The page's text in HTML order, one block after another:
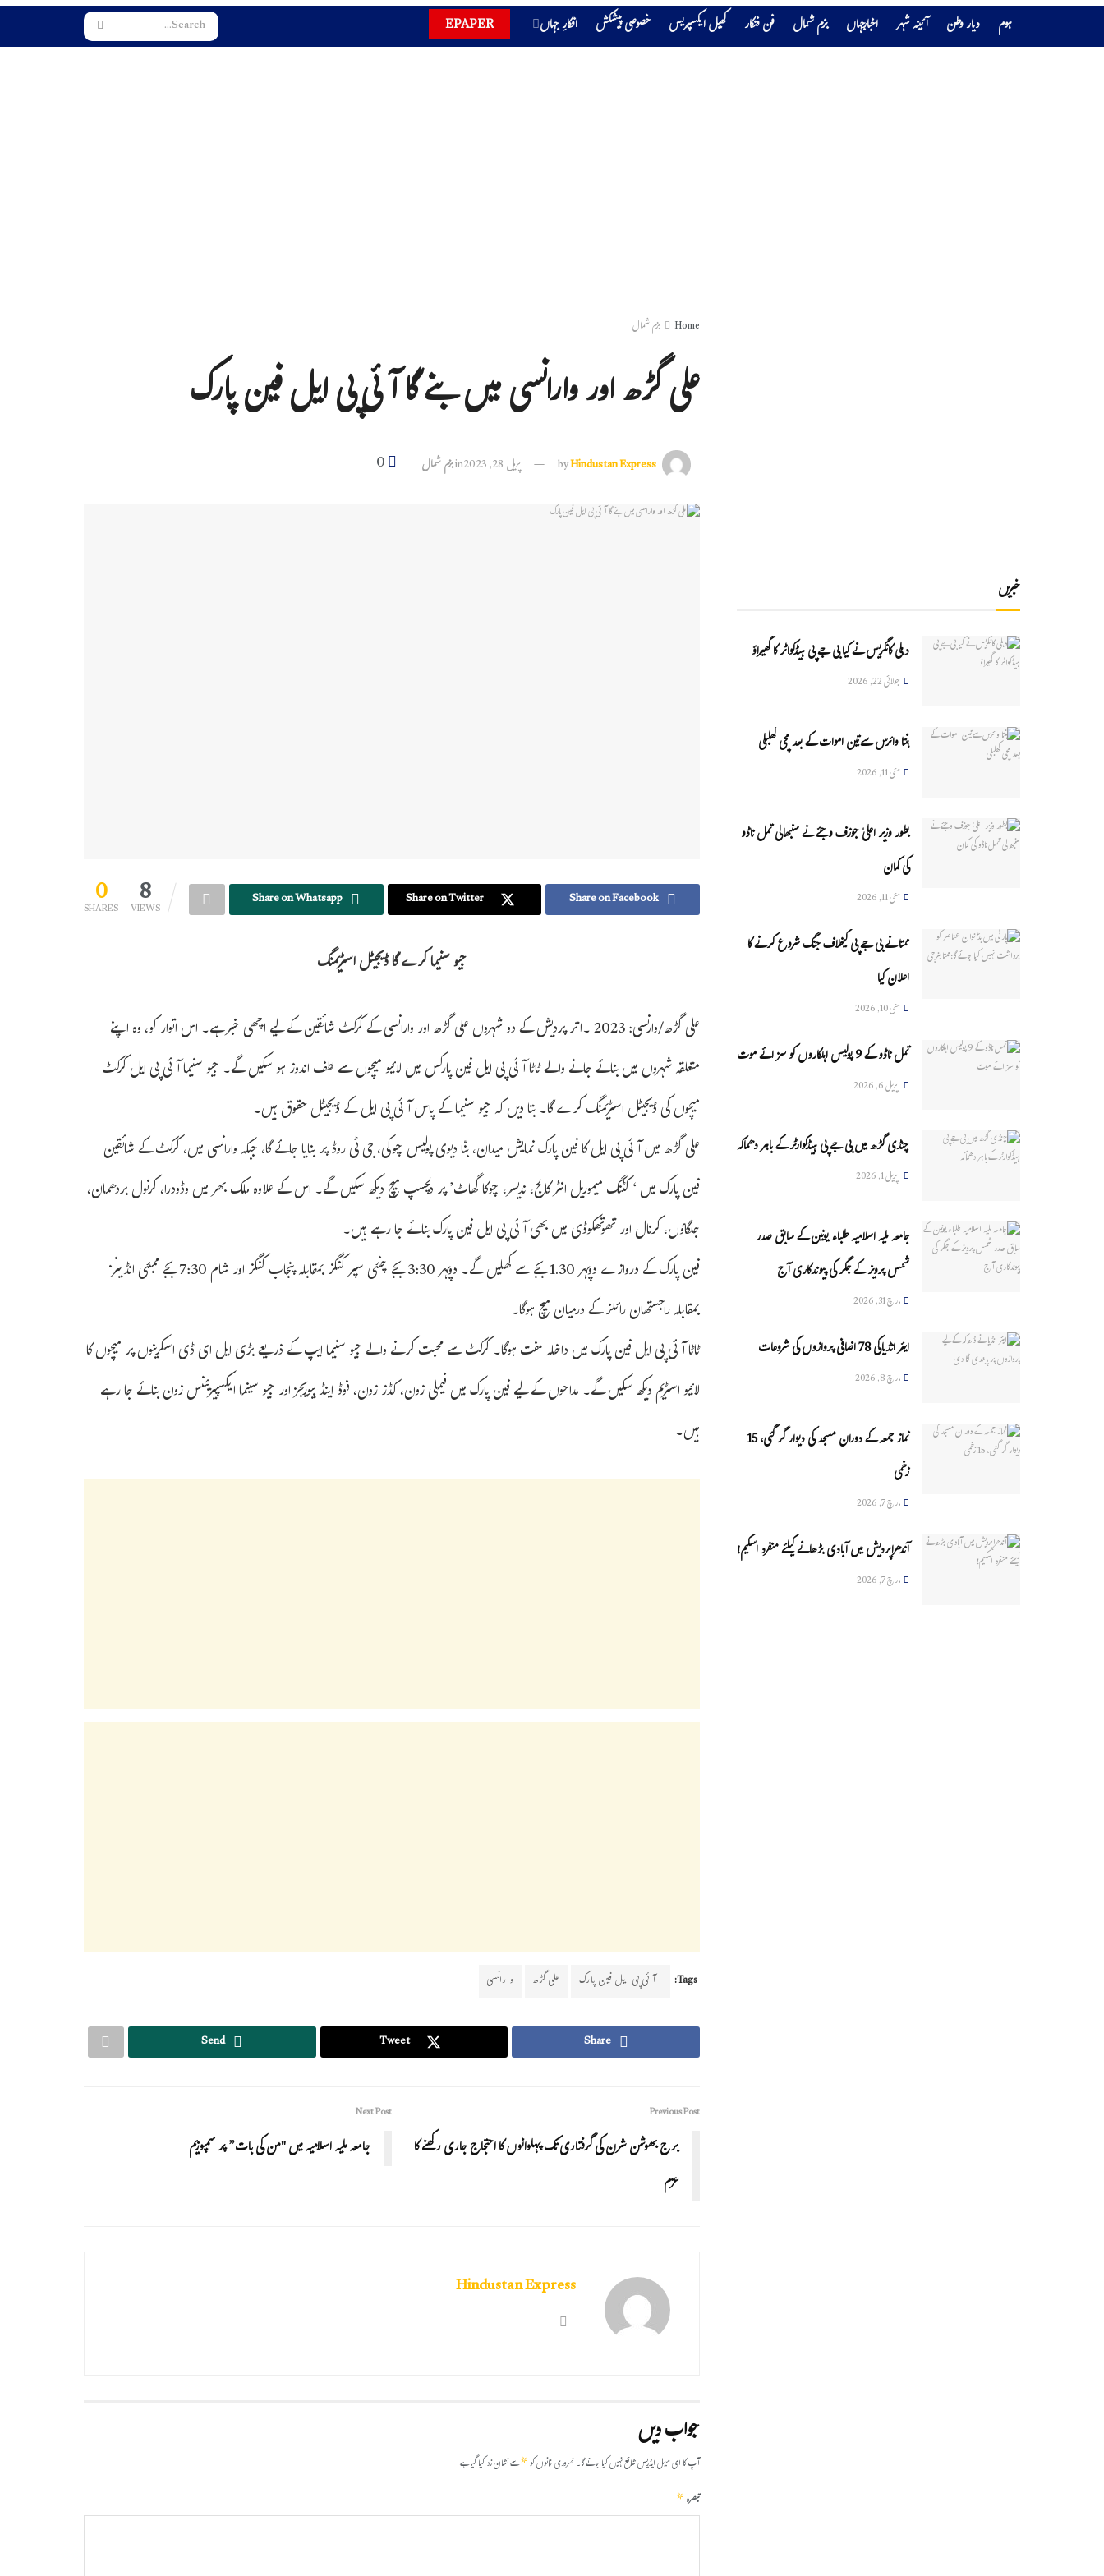
ہوم دیار وطن آئینہ شہر اخبارجہاں بزم شمال فن فنکار کھیل ایکسپریس خصوصی پیشکش افکارِ جہاں EPAPER
Home بزم شمال
علی گڑھ اور وارانسی میں بنے گا آئی پی ایل فین پارک
byHindustan Express اپریل 28, 2023 inبزم شمال
0
SHARES 8
VIEWS Share on Facebook
Share on Twitter
Share on Whatsapp
جیو سنیما کرے گا ڈیجیٹل اسٹریمنگ
علی گڑھ/وارنسی: 2023 ۔اتر پردیش کے دو شہروں علی گڑھ اور وارانسی کے کرکٹ شائقین کے لیے اچھی خبر ہے۔ اس اتوار کو، وہ اپنے
متعلقہ شہروں میں بنائے جانے والے ٹاٹا آئی پی ایل فین پارکس میں لائیو میچوں سے لطف اندوز ہو سکیں گے۔ جیو سنیما آئی پی ایل کرکٹ
میچوں کی ڈیجیٹل اسٹریمنگ کرے گا۔ بتا دیں کہ جیو سنیما کے پاس آئی پی ایل کے ڈیجیٹل حقوق ہیں۔
علی گڑھ میں آئی پی ایل کا فین پارک نمایش میدان، بنّا دیوی پولیس چوکی، جی ٹی روڈ پر بنایا جائے گا، جبکہ وارانسی میں، کرکٹ کے شائقین
فین پارک میں ‘ کٹنگ میموریل انٹر کالج، ندیسر، چوکا گھاٹ’ پر دلچسپ میچ دیکھ سکیں گے۔ اس کے علاوہ ملک بھر میں وڈودرا، کرنول بردھمان،
جلگاؤں، کرنال اور تھوتھکوڈی میں بھی آئی پی ایل فین پارک بنائے جا رہے ہیں۔
فین پارک کے دروازے دوپہر 1.30 بجے سے کھلیں گے۔ دوپہر 3:30 بجے چنئی سپر کنگز بمقابلہ پنجاب کنگز اور شام 7:30 بجے ممبئی انڈینز
بمقابلہ راجستھان رائلز کے درمیان میچ ہوگا۔
ٹاٹا آئی پی ایل فین پارک میں داخلہ مفت ہوگا۔ کرکٹ سے محبت کرنے والے جیو سنیما ایپ کے ذریعے بڑی ایل ای ڈی اسکرینوں پر میچوں کا
لائیو اسٹریم دیکھ سکیں گے۔ مداحوں کے لیے فین پارک میں فیملی زون، کڈز زون، فوڈ اینڈ بیوریجز اور جیو سینما ایکسپیریئنس زون بنائے جا رہے
ہیں۔
Tags: ا آئی پی ایل فین پارک علی گڑھ وارانسی
Share
Tweet
Send
Previous Post
برج بھوشن شرن کی گرفتاری تک پہلوانوں کا احتجاج جاری رکھنے کا
عزم
Next Post
جامعہ ملیہ اسلامیہ میں "من کی بات” پر سمپوزیم
Hindustan Express
جواب دیں
آپ کا ای میل ایڈریس شائع نہیں کیا جائے گا۔ضروری خانوں کو*سے نشان زد کیا گیا ہے
تبصرہ*
خبریں
دہلی کانگریس نے کیا بی جے پی ہیڈکواٹر کا گھیراؤ
جولائی 22, 2026
ہنتا وائرس سےتین اموات کے بعد مچی کھلبلی
مئی 11, 2026
بطور وزیر اعلیٰ جوزف وجئے نے سنبھالی تمل ناڈو
کی کمان
مئی 11, 2026
ممتا نے بی جے پی کیخلاف جنگ شروع کرنے کا
اعلان کیا
مئی 10, 2026
تمل ناڈو کے 9 پولیس اہلکاروں کو سزائے موت
اپریل 6, 2026
چنڈی گڑھ میں بی جے پی ہیڈکوارٹر کے باہر دھماکہ
اپریل 1, 2026
جامعہ ملیہ اسلامیہ طلباء یونین کے سابق صدر
شمس پرویز کے جگر کی پیوندکاری آج
مارچ 31, 2026
ایئر انڈیاکی 78 اضافی پروازوں کی شروعات
مارچ 8, 2026
نماز جمعہ کے دوران مسجد کی دیوار گر گئی، 15
زخمی
مارچ 7, 2026
آندھراپردیش میں آبادی بڑھانے کیلئے منفرد اسکیم!
مارچ 7, 2026